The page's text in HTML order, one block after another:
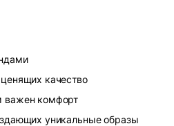
качество
важен комфорт
уникальные образы